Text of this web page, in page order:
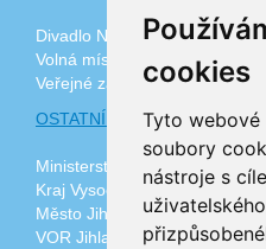
cookies
Tyto
soubory
nástroje s
Divadlo Na Kopečku
Volná místa
Veřejné zakázky
OSTATNÍ ODKAZY
Ministerstvo zdravotnictví ČR
Kraj Vysočina
Město Jihlava
VOR Jihlava, z.ú.